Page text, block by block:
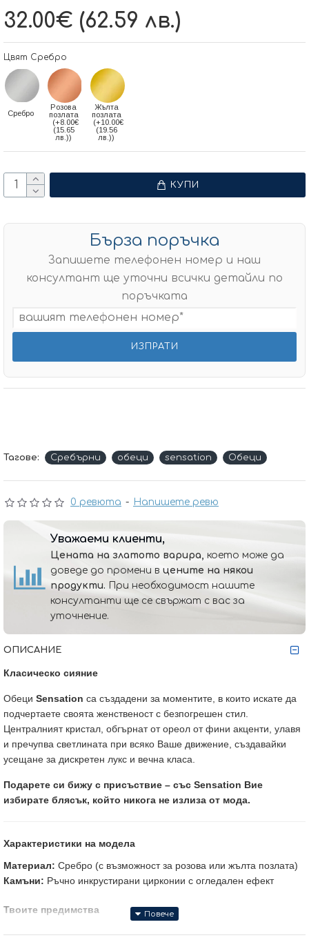
0 ревюта - Напишете ревю
32.00€ (62.59 лв.)
Цвят Сребро
Сребро
Розова
позлата
(+8.00€
(15.65
лв.))
Жълта
позлата
(+10.00€
(19.56
лв.))
КУПИ
Бърза поръчка
Запишете телефонен номер и наш
консултант ще уточни всички детайли по
поръчката
Тагове: Сребърни обеци sensation Обеци
Уважаеми клиенти,
Цената на златото варира, което може да
доведе до промени в цените на някои
продукти. При необходимост нашите
консултанти ще се свържат с вас за
уточнение.
ОПИСАНИЕ
Класическо сияние
Обеци Sensation са създадени за моментите, в които искате да
подчертаете своята женственост с безпогрешен стил.
Централният кристал, обгърнат от ореол от фини акценти, улавя
и пречупва светлината при всяко Ваше движение, създавайки
усещане за дискретен лукс и вечна класа.
Подарете си бижу с присъствие – със Sensation Вие
избирате блясък, който никога не излиза от мода.
Характеристики на модела
Материал: Сребро (с възможност за розова или жълта позлата)
Камъни: Ръчно инкрустирани цирконии с огледален ефект
Твоите предимства